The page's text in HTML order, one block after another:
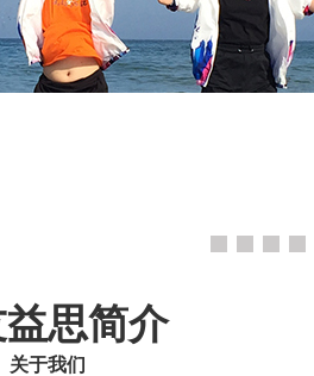
思简介
关于我们